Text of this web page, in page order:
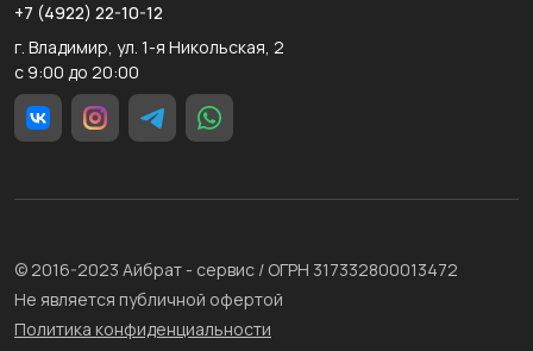
+7 (4922) 22-10-12
г. Владимир, ул. 1-я Никольская, 2
с 9:00 до 20:00
© 2016-2023 Айбрат - сервис / ОГРН 317332800013472
Не является публичной офертой
Политика конфиденциальности